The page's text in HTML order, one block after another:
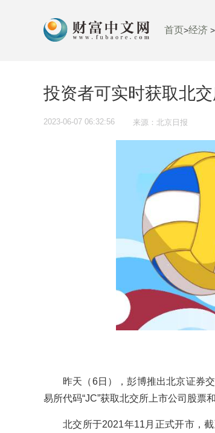
首页>经济 >
投资者可实时获取北
2023-06-07 06:32:56 来源：北京日报
昨天（6日 ），彭博推出北京证券
易所代码“JC”获取北交所上市公司股票
北交所于2021年11月正式开市，